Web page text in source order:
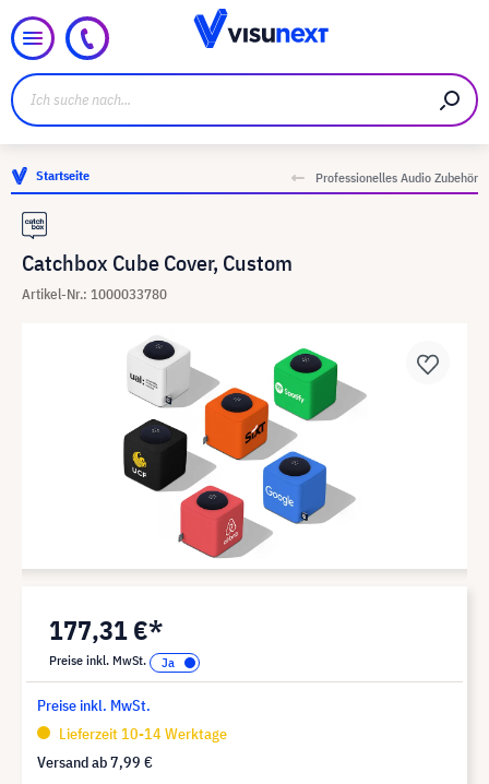
Startseite Professionelles Audio Zubehör
Catchbox Cube Cover, Custom
Artikel-Nr.: 1000033780
177,31 €*
Preise inkl. MwSt.
Preise inkl. MwSt.
Lieferzeit 10-14 Werktage
Versand ab7,99 €